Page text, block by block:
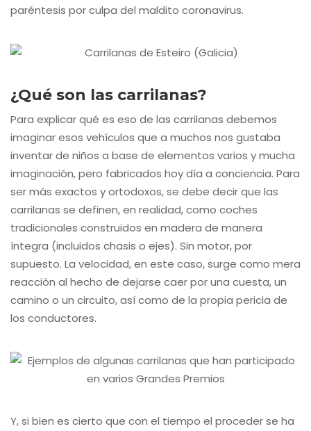
paréntesis por culpa del maldito coronavirus.
¿Qué son las carrilanas?
Para explicar qué es eso de las carrilanas debemos
imaginar esos vehículos que a muchos nos gustaba
inventar de niños a base de elementos varios y mucha
imaginación, pero fabricados hoy día a conciencia. Para
ser más exactos y ortodoxos, se debe decir que las
carrilanas se definen, en realidad, como coches
tradicionales construidos en madera de manera
íntegra (incluidos chasis o ejes). Sin motor, por
supuesto. La velocidad, en este caso, surge como mera
reacción al hecho de dejarse caer por una cuesta, un
camino o un circuito, así como de la propia pericia de
los conductores.
Y, si bien es cierto que con el tiempo el proceder se ha